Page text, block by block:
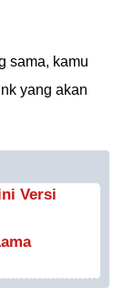
sama, kamu
yang akan
Versi